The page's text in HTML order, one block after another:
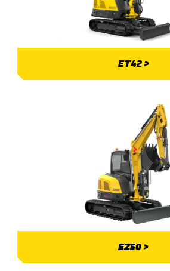
ET42 >
EZ50 >